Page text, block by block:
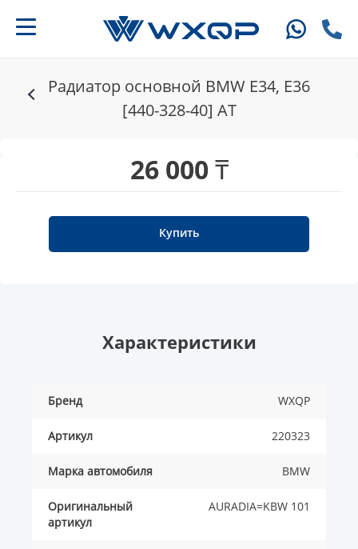
Радиатор основной BMW E34, E36
[440-328-40] AT
26 000 ₸
Купить
Характеристики
Бренд WXQP
Артикул 220323
Марка автомобиля BMW
Оригинальный
артикул
AURADIA=KBW 101